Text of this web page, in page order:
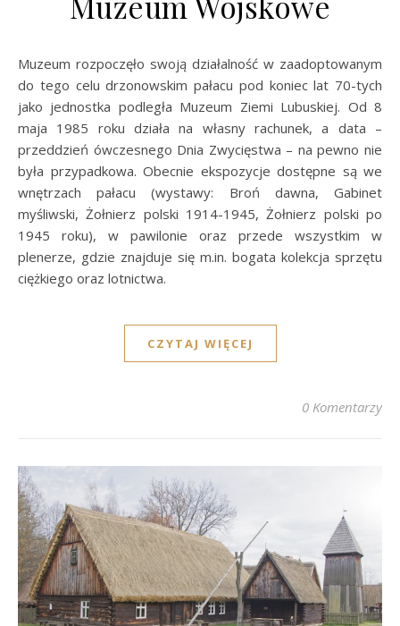
Muzeum rozpoczęło swoją działalność w zaadoptowanym
do tego celu drzonowskim pałacu pod koniec lat 70-tych
jako jednostka podległa Muzeum Ziemi Lubuskiej. Od 8
maja 1985 roku działa na własny rachunek, a data –
przeddzień ówczesnego Dnia Zwycięstwa – na pewno nie
była przypadkowa. Obecnie ekspozycje dostępne są we
wnętrzach pałacu (wystawy: Broń dawna, Gabinet
myśliwski, Żołnierz polski 1914-1945, Żołnierz polski po
1945 roku), w pawilonie oraz przede wszystkim w
plenerze, gdzie znajduje się m.in. bogata kolekcja sprzętu
ciężkiego oraz lotnictwa.
CZYTAJ WIĘCEJ
0 Komentarzy